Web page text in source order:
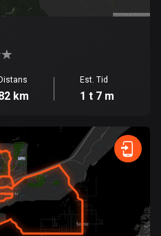
Distans
km
Est. Tid
1 t 7 m